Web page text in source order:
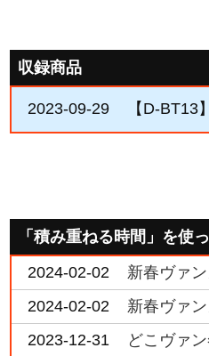
収録商品
2023-09-29 【D-BT13
「積み重ねる時間」を使
2024-02-02
新春ヴァ
2024-02-02
新春ヴァ
2023-12-31
どこヴァ